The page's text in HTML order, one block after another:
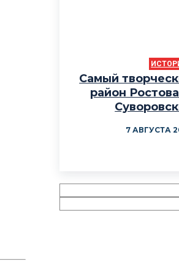
Самый
район
7 АВГУСТА